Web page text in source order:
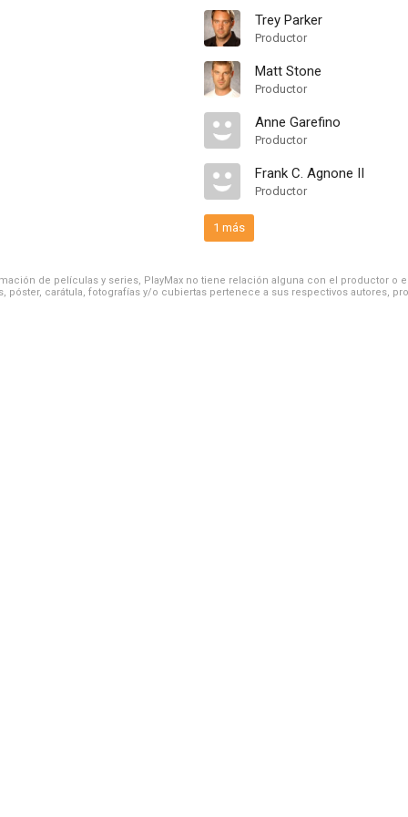
Trey Parker
Productor
Matt Stone
Productor
Anne Garefino
Productor
Frank C. Agnone II
Productor
1 más
de películas y series, PlayMax no tiene relación alguna con el productor o
póster, carátula, fotografías y/o cubiertas pertenece a sus respectivos autores,